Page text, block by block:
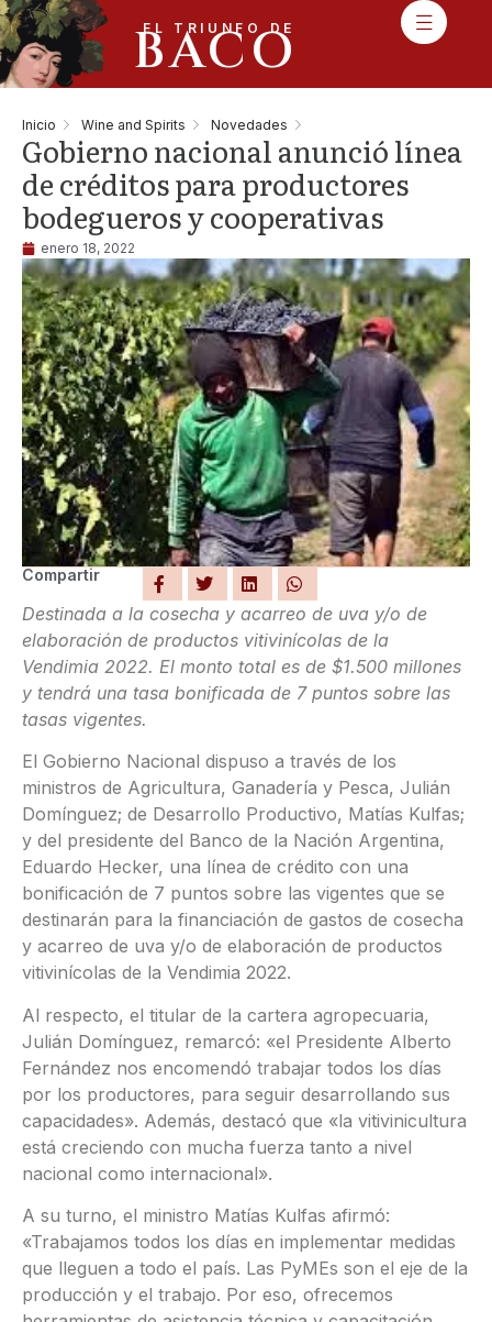
EL TRIUNFO DE
BACO
Inicio Wine and Spirits Novedades
Gobierno nacional anunció línea
de créditos para productores
bodegueros y cooperativas
enero 18, 2022
Compartir
Destinada a la cosecha y acarreo de uva y/o de
elaboración de productos vitivinícolas de la
Vendimia 2022. El monto total es de $1.500 millones
y tendrá una tasa bonificada de 7 puntos sobre las
tasas vigentes.
El Gobierno Nacional dispuso a través de los
ministros de Agricultura, Ganadería y Pesca, Julián
Domínguez; de Desarrollo Productivo, Matías Kulfas;
y del presidente del Banco de la Nación Argentina,
Eduardo Hecker, una línea de crédito con una
bonificación de 7 puntos sobre las vigentes que se
destinarán para la financiación de gastos de cosecha
y acarreo de uva y/o de elaboración de productos
vitivinícolas de la Vendimia 2022.
Al respecto, el titular de la cartera agropecuaria,
Julián Domínguez, remarcó: «el Presidente Alberto
Fernández nos encomendó trabajar todos los días
por los productores, para seguir desarrollando sus
capacidades». Además, destacó que «la vitivinicultura
está creciendo con mucha fuerza tanto a nivel
nacional como internacional».
A su turno, el ministro Matías Kulfas afirmó:
«Trabajamos todos los días en implementar medidas
que lleguen a todo el país. Las PyMEs son el eje de la
producción y el trabajo. Por eso, ofrecemos